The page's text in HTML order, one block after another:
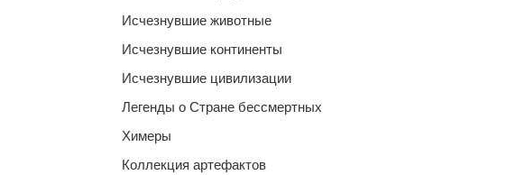
Исчезнувшие животные
Исчезнувшие континенты
Исчезнувшие цивилизации
Легенды о Стране бессмертных
Химеры
Коллекция артефактов